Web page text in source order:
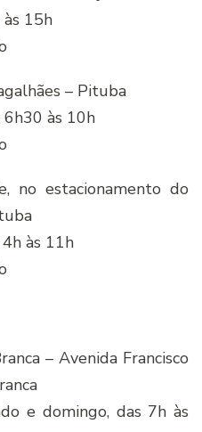
às 15h
– Pituba
6h30 às 10h
no estacionamento do
às 11h
– Avenida Francisco
e domingo, das 7h às